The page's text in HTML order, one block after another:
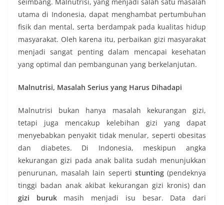
seimbang. Malnutrisi, yang menjadi salah satu masalah
utama di Indonesia, dapat menghambat pertumbuhan
fisik dan mental, serta berdampak pada kualitas hidup
masyarakat. Oleh karena itu, perbaikan gizi masyarakat
menjadi sangat penting dalam mencapai kesehatan
yang optimal dan pembangunan yang berkelanjutan.
Malnutrisi, Masalah Serius yang Harus Dihadapi
Malnutrisi bukan hanya masalah kekurangan gizi,
tetapi juga mencakup kelebihan gizi yang dapat
menyebabkan penyakit tidak menular, seperti obesitas
dan diabetes. Di Indonesia, meskipun angka
kekurangan gizi pada anak balita sudah menunjukkan
penurunan, masalah lain seperti stunting(pendeknya
tinggi badan anak akibat kekurangan gizi kronis) dan
gizi burukmasih menjadi isu besar. Data dari